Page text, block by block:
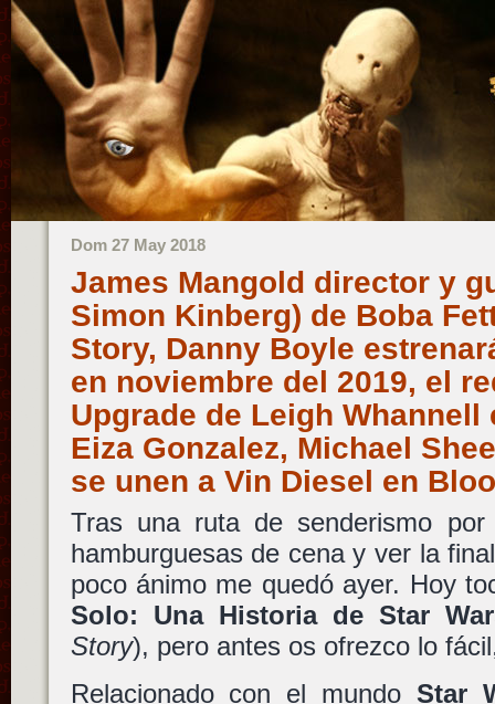
Dom 27 May 2018
James Mangold director y
Simon Kinberg) de Boba
Story, Danny Boyle
en noviembre del 2019, el
Upgrade de Leigh Whannell
Eiza Gonzalez, Michael
se unen a Vin Diesel en
Tras una ruta de senderismo
hamburguesas de cena y ver la
poco ánimo me quedó ayer. Hoy
Solo: Una Historia de Star
Story), pero antes os ofrezco lo
Relacionado con el mundoStar